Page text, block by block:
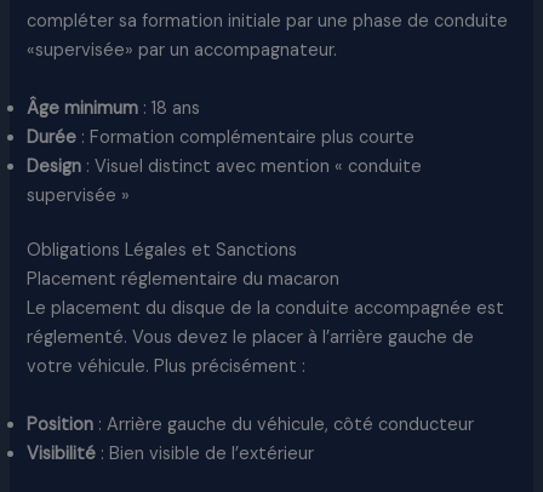
compléter sa formation initiale par une phase de conduite
«supervisée» par un accompagnateur.
Âge minimum : 18 ans
Durée : Formation complémentaire plus courte
Design : Visuel distinct avec mention « conduite
supervisée »
Obligations Légales et Sanctions
Placement réglementaire du macaron
Le placement du disque de la conduite accompagnée est
réglementé. Vous devez le placer à l’arrière gauche de
votre véhicule. Plus précisément :
Position : Arrière gauche du véhicule, côté conducteur
Visibilité : Bien visible de l’extérieur